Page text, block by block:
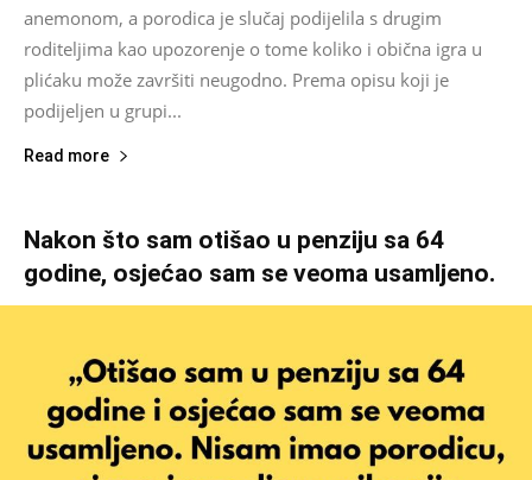
anemonom, a porodica je slučaj podijelila s drugim
roditeljima kao upozorenje o tome koliko i obična igra u
plićaku može završiti neugodno. Prema opisu koji je
podijeljen u grupi...
Read more
Nakon što sam otišao u penziju sa 64
godine, osjećao sam se veoma usamljeno.